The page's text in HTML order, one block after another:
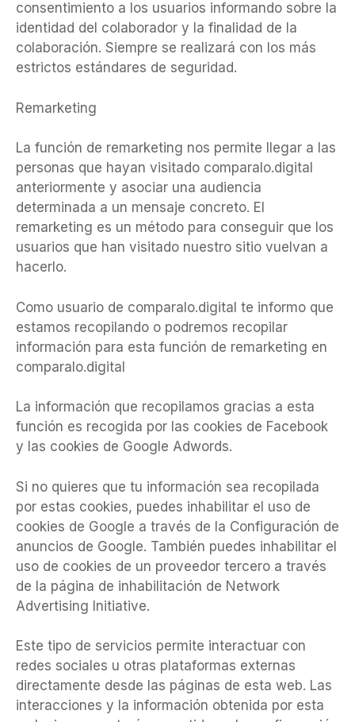
consentimiento a los usuarios informando sobre la
identidad del colaborador y la finalidad de la
colaboración. Siempre se realizará con los más
estrictos estándares de seguridad.
Remarketing
La función de remarketing nos permite llegar a las
personas que hayan visitado comparalo.digital
anteriormente y asociar una audiencia
determinada a un mensaje concreto. El
remarketing es un método para conseguir que los
usuarios que han visitado nuestro sitio vuelvan a
hacerlo.
Como usuario de comparalo.digital te informo que
estamos recopilando o podremos recopilar
información para esta función de remarketing en
comparalo.digital
La información que recopilamos gracias a esta
función es recogida por las cookies de Facebook
y las cookies de Google Adwords.
Si no quieres que tu información sea recopilada
por estas cookies, puedes inhabilitar el uso de
cookies de Google a través de la Configuración de
anuncios de Google. También puedes inhabilitar el
uso de cookies de un proveedor tercero a través
de la página de inhabilitación de Network
Advertising Initiative.
Este tipo de servicios permite interactuar con
redes sociales u otras plataformas externas
directamente desde las páginas de esta web. Las
interacciones y la información obtenida por esta